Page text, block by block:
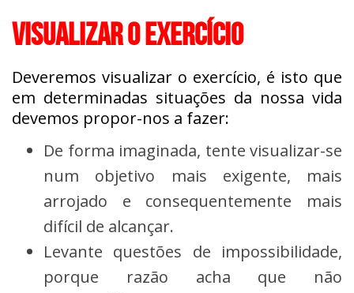
VISUALIZAR O EXERCÍCIO
Deveremos visualizar o exercício, é isto que
em determinadas situações da nossa vida
devemos propor-nos a fazer:
De forma imaginada, tente visualizar-se
num objetivo mais exigente, mais
arrojado e consequentemente mais
difícil de alcançar.
Levante questões de impossibilidade,
porque razão acha que não